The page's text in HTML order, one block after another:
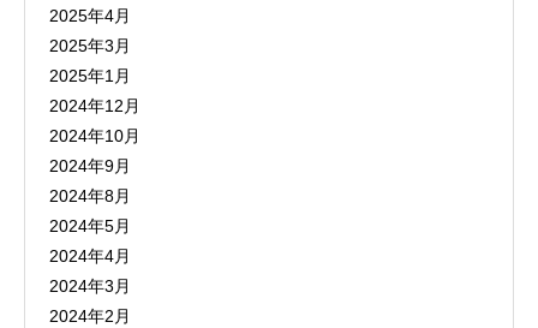
2025年4月
2025年3月
2025年1月
2024年12月
2024年10月
2024年9月
2024年8月
2024年5月
2024年4月
2024年3月
2024年2月